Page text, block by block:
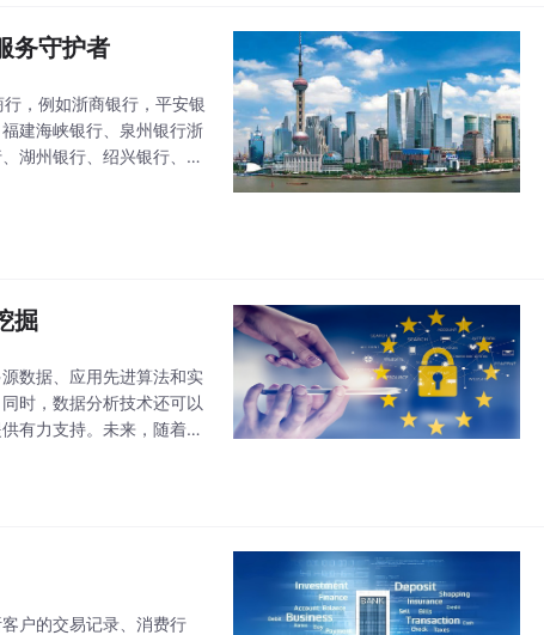
务守护者
，例如浙商银行，平安银
建海峡银行、泉州银行浙
湖州银行、绍兴银行、金
掘
数据、应用先进算法和实
时，数据分析技术还可以
有力支持。未来，随着技
户的交易记录、消费行